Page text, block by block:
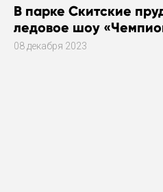
В парке Скитские
ледовое шоу
08 декабря 2023